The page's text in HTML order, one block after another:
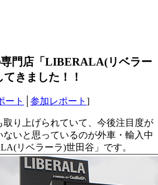
門店「LIBERALA(リベラー
きました！！
ート 参加レポート ]
取り上げられていて、今後注目度が
いと思っているのが外車・輸入中
リベラーラ)世田谷」です。